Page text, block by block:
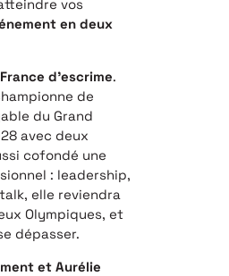
vos
en deux
d’escrime.
de
du Grand
avec deux
cofondé une
: leadership,
elle reviendra
Olympiques, et
dépasser.
et Aurélie